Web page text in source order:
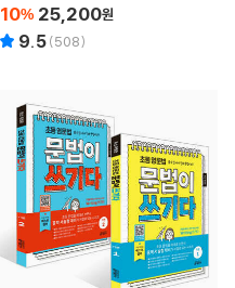
10% 25,200원
9.5(508)